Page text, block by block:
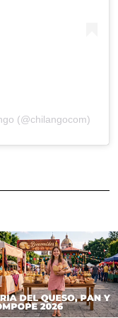
(@chilangocom)